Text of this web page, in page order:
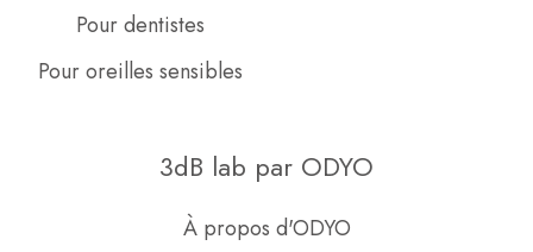
Pour dentistes
Pour oreilles sensibles
3dB lab par ODYO
À propos d'ODYO